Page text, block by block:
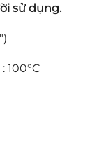
sử dụng.
100°C